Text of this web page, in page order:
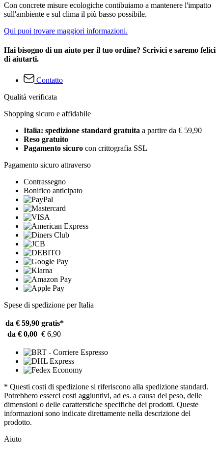
Con concrete misure ecologiche contibuiamo a mantenere l'impatto
sull'ambiente e sul clima il più basso possibile.
Qui puoi trovare maggiori informazioni.
Hai bisogno di un aiuto per il tuo ordine? Scrivici e saremo felici
di aiutarti.
Contatto
Qualità verificata
Shopping sicuro e affidabile
Italia: spedizione standard gratuita a partire da € 59,90
Reso gratuito
Pagamento sicuro con crittografia SSL
Pagamento sicuro attraverso
Contrassegno
Bonifico anticipato
Spese di spedizione per Italia
da € 59,90 gratis*
da € 0,00 € 6,90
* Questi costi di spedizione si riferiscono alla spedizione standard.
Potrebbero esserci costi aggiuntivi, ad es. a causa del peso, delle
dimensioni o delle caratterstiche specifiche dei prodotti. Queste
informazioni sono indicate direttamente nella descrizione del
prodotto.
Aiuto